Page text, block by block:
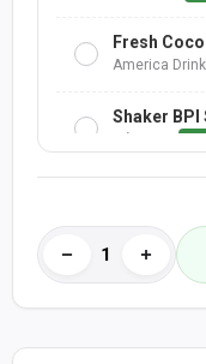
Fresh
America Drink
Shaker BPI
Nước Trái
H2-Dưa Hấu